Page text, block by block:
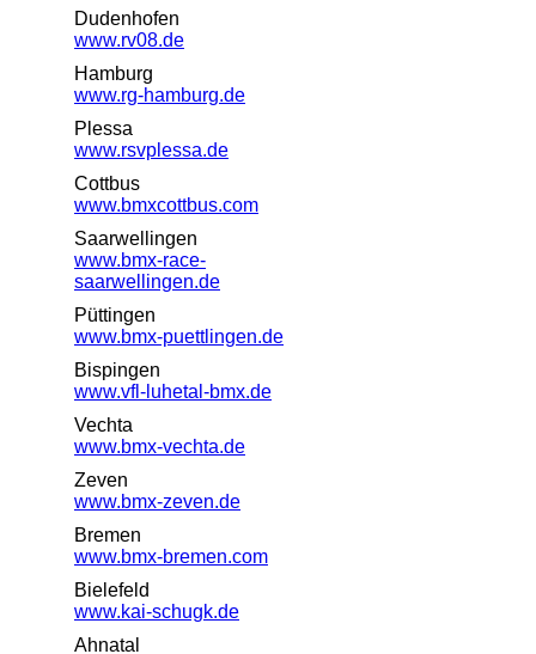
Dudenhofen
www.rv08.de
Hamburg
www.rg-hamburg.de
Plessa
www.rsvplessa.de
Cottbus
www.bmxcottbus.com
Saarwellingen
www.bmx-race-
saarwellingen.de
Püttingen
www.bmx-puettlingen.de
Bispingen
www.vfl-luhetal-bmx.de
Vechta
www.bmx-vechta.de
Zeven
www.bmx-zeven.de
Bremen
www.bmx-bremen.com
Bielefeld
www.kai-schugk.de
Ahnatal